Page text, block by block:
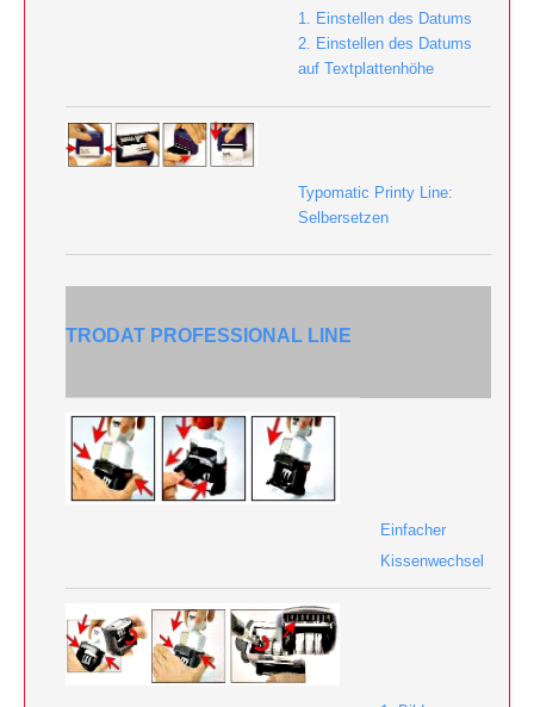
1. Einstellen des Datums
2. Einstellen des Datums
auf Textplattenhöhe
Typomatic Printy Line:
Selbersetzen
TRODAT PROFESSIONAL LINE
Einfacher
Kissenwechsel